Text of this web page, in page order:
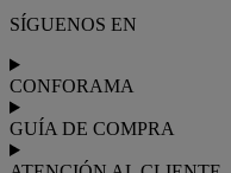
SÍGUENOS EN
CONFORAMA
GUÍA DE COMPRA